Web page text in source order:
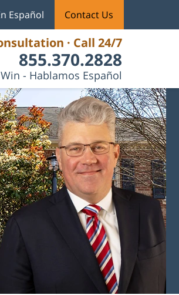
· Call 24/7
855.370.2828
- Hablamos Español
Español Contact Us